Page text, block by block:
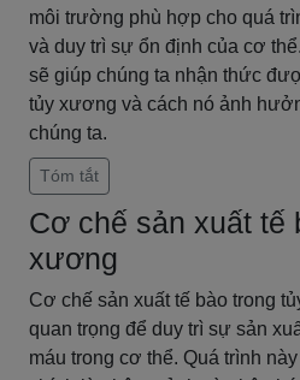
môi trường phù hợp cho quá
và duy trì sự ổn định của cơ
sẽ giúp chúng ta nhận thức
tủy xương và cách nó ảnh
chúng ta.
Tóm tắt
Cơ chế sản xuất tế
xương
Cơ chế sản xuất tế bào trong
quan trọng để duy trì sự sản
máu trong cơ thể. Quá trình